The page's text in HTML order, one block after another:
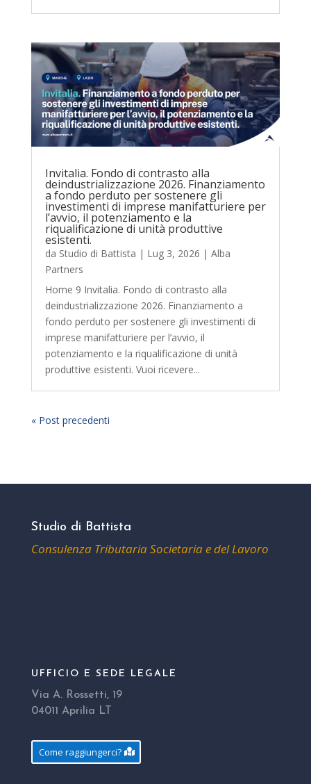
Invitalia. Fondo di contrasto alla
deindustrializzazione 2026. Finanziamento
a fondo perduto per sostenere gli
investimenti di imprese manifatturiere per
l’avvio, il potenziamento e la
riqualificazione di unità produttive
esistenti.
da Studio di Battista | Lug 3, 2026 | Alba
Partners
Home 9 Invitalia. Fondo di contrasto alla
deindustrializzazione 2026. Finanziamento a
fondo perduto per sostenere gli investimenti di
imprese manifatturiere per l’avvio, il
potenziamento e la riqualificazione di unità
produttive esistenti. Vuoi ricevere...
« Post precedenti
Studio di Battista
Consulenza Tributaria Societaria e del Lavoro
UFFICIO E SEDE LEGALE
Via A. Rossetti, 19
04011 Aprilia LT
Come raggiungerci?